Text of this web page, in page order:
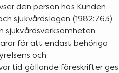
den person hos Kunden
sjukvårdslagen (1982:763)
sjukvårdsverksamheten
för att endast behöriga
och
tid gällande föreskrifter ges